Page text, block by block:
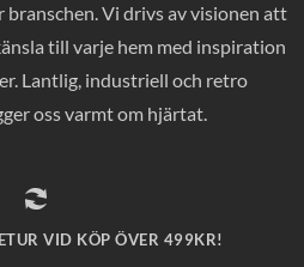
Vi drivs av visionen att
till varje hem med inspiration
Lantlig, industriell och retro
oss varmt om hjärtat.
VID KÖP ÖVER 499KR!